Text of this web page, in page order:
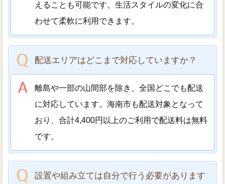
えることも可能です。生活スタイルの変化に合
わせて柔軟に利用できます。
配送エリアはどこまで対応していますか？
離島や一部の山間部を除き、全国どこでも配送
に対応しています。海南市も配送対象となって
おり、合計4,400円以上のご利用で配送料は無料
です。
設置や組み立ては自分で行う必要があります